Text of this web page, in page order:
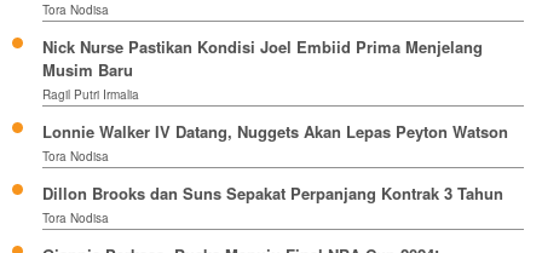
Tora Nodisa
Nick Nurse Pastikan Kondisi Joel Embiid Prima Menjelang
Musim Baru
Ragil Putri Irmalia
Lonnie Walker IV Datang, Nuggets Akan Lepas Peyton Watson
Tora Nodisa
Dillon Brooks dan Suns Sepakat Perpanjang Kontrak 3 Tahun
Tora Nodisa